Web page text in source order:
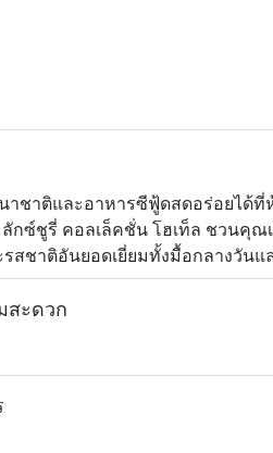
าชาติและอาหารซีฟู้ดสดอร่อยได้ที่
ลักซ์ชูรี่ คอลเล็คชั่น โฮเท็ล ชวนคุ
สชาติอันยอดเยี่ยมทั้งมื้อกลางวันแ
ไม่ควรพลาดกับอาหารทะเลสดใ
อวัวนุ่มลิ้นและเนื้อแกะอย่างดีระดั
Sheraton Grande Sukhumvit
สะดวก